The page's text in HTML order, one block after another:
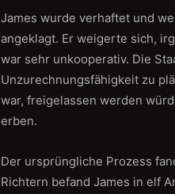
James wurde verhaftet und
angeklagt. Er weigerte sich,
war sehr unkooperativ. Die
Unzurechnungsfähigkeit zu
war, freigelassen werden
erben.
Der ursprüngliche Prozess
Richtern befand James in elf